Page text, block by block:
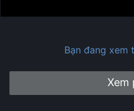
Bạn đang xem
Xem